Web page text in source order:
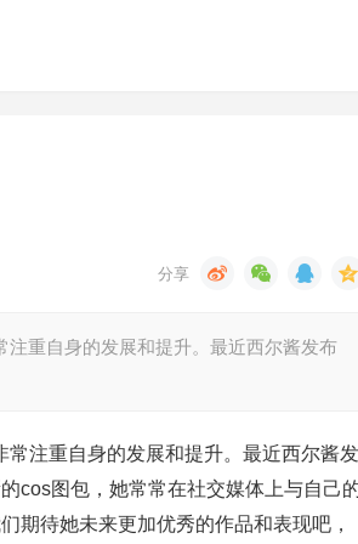
重自身的发展和提升。最近西尔酱发布
注重自身的发展和提升。最近西尔酱发
cos图包，她常常在社交媒体上与自己
期待她未来更加优秀的作品和表现吧，